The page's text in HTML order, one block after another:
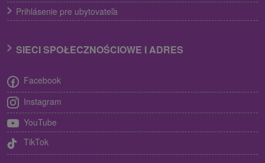
Prihlásenie pre ubytovateľa
SIECI SPOŁECZNOŚCIOWE I ADRES
Facebook
Instagram
YouTube
TikTok